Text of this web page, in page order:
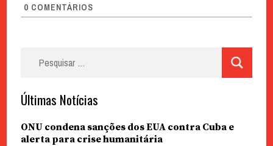
0 COMENTÁRIOS
Últimas Notícias
ONU condena sanções dos EUA contra Cuba e
alerta para crise humanitária